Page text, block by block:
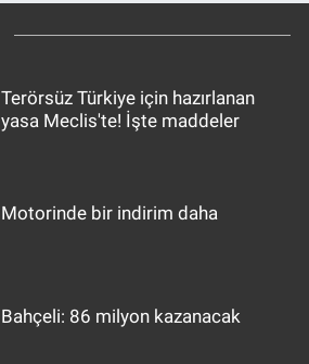
Terörsüz Türkiye için hazırlanan
yasa Meclis'te! İşte maddeler
Motorinde bir indirim daha
Bahçeli: 86 milyon kazanacak